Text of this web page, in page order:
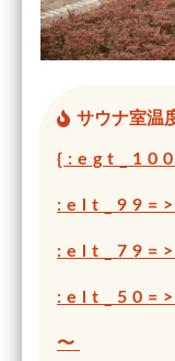
サウナ室温
〜